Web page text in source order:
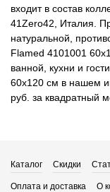
входит в состав
41Zero42, Италия.
натуральной,
Flamed 4101001
ванной, кухни и
60x120 см в нашем
руб. за квадратный
Каталог Скидки
Оплата и доставка О